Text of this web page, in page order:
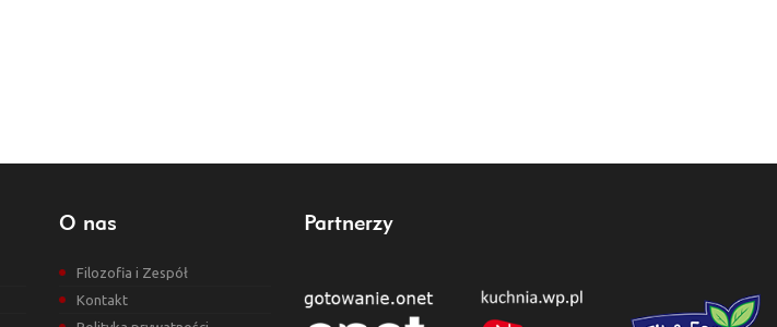
O nas
Filozofia i Zespół
Kontakt
Partnerzy